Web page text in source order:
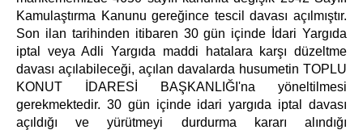
Kamulaştırma Kanunu gereğince tescil davası açılmıştır.
Son ilan tarihinden itibaren 30 gün içinde İdari Yargıda
iptal veya Adli Yargıda maddi hatalara karşı düzeltme
davası açılabileceği, açılan davalarda husumetin TOPLU
KONUT İDARESİ BAŞKANLIĞI'na yöneltilmesi
gerekmektedir. 30 gün içinde idari yargıda iptal davası
açıldığı ve yürütmeyi durdurma kararı alındığı